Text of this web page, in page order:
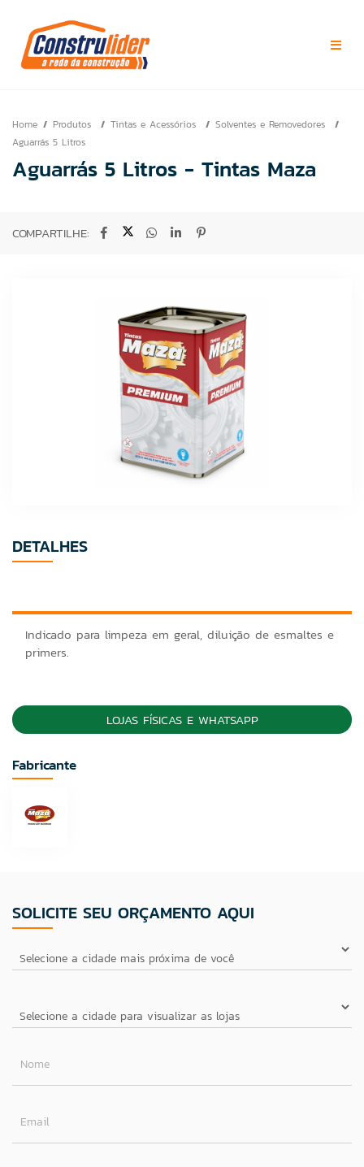
Home Produtos Tintas e Acessórios
Solventes e Removedores
Aguarrás 5 Litros
Aguarrás 5 Litros - Tintas Maza
COMPARTILHE:
DETALHES
Indicado para limpeza em geral, diluição de esmaltes e
primers.
LOJAS FÍSICAS E WHATSAPP
Fabricante
SOLICITE SEU ORÇAMENTO AQUI
Nome
Email